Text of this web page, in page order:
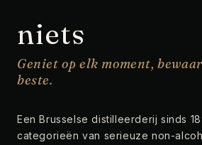
niets
Geniet op elk moment,
beste.
Een Brusselse distilleerderij sinds
categorieën van serieuze non-